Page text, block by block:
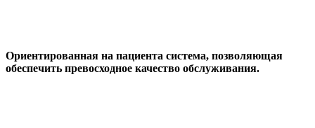
Ориентированная на пациента система, позволяющая
обеспечить превосходное качество обслуживания.